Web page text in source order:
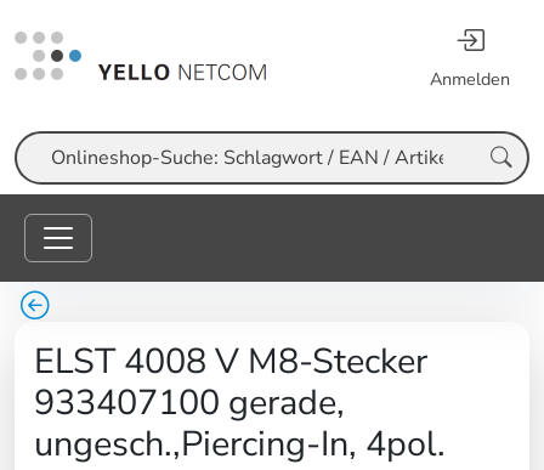
Anmelden
Suche
ELST 4008 V M8-Stecker
933407100 gerade,
ungesch.,Piercing-In, 4pol.